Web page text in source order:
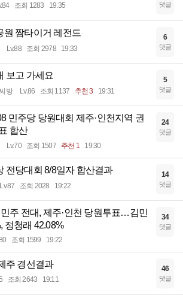
조회 1283 19:35 댓글
원 짬타이거 레전드
Lv.88 조회 2978 19:33
6
댓글
보고 가세요
방 Lv.86 조회 1137 추천 3 19:31
5
댓글
민주당 당원대회 제주·인천지역 권
합산
Lv.70 조회 1507 추천 1 19:30
24
댓글
전당대회 8/8일자 합산결과
Lv.87 조회 2028 19:22
14
댓글
민주 전대, 제주·인천 당원투표…김민
정청래 42.08%
조회 1599 19:22
34
댓글
주 경선결과
조회 2643 19:11
46
댓글